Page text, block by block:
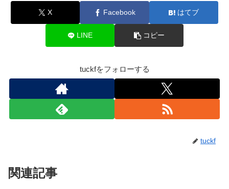
X Facebook はてブ
LINE コピー
tuckfをフォローする
tuckf
関連記事